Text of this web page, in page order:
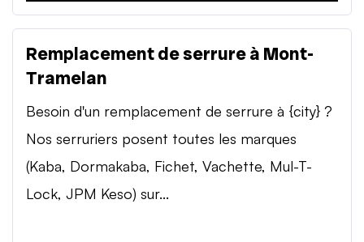
Remplacement de serrure à Mont-
Tramelan
Besoin d'un remplacement de serrure à {city} ?
Nos serruriers posent toutes les marques
(Kaba, Dormakaba, Fichet, Vachette, Mul-T-
Lock, JPM Keso) sur...